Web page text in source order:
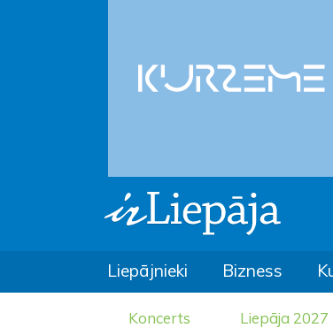
Liepājnieki Bizness
Koncerts Liepāja 2027